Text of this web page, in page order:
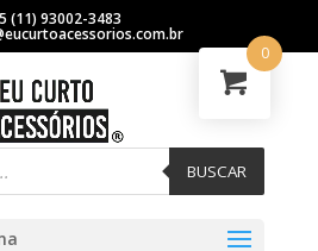
(11) 93002-3483
BUSCAR
0